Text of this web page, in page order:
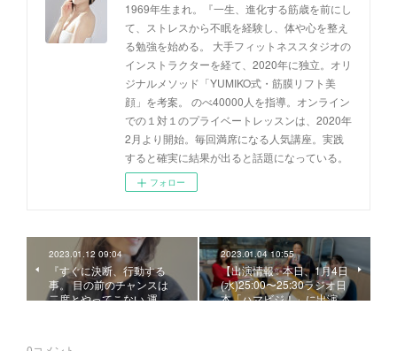
1969年生まれ。『一生、進化する筋歳を前にし
て、ストレスから不眠を経験し、体や心を整え
る勉強を始める。 大手フィットネススタジオの
インストラクターを経て、2020年に独立。オリ
ジナルメソッド「YUMIKO式・筋膜リフト美
顔」を考案。 のべ40000人を指導。オンライン
での１対１のプライベートレッスンは、2020年
2月より開始。毎回満席になる人気講座。実践
すると確実に結果が出ると話題になっている。
フォロー
2023.01.12 09:04
『すぐに決断、行動する
事。 目の前のチャンスは
二度とやってこない 運…
2023.01.04 10:55
【出演情報✨本日、1月4日
(水)25:00〜25:30ラジオ日
本「ハマビジ！」に出演…